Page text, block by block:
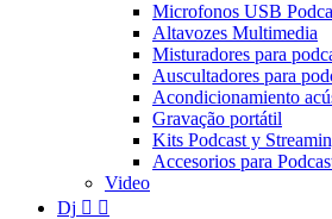
Microfonos USB
Altavozes Multimedia
Misturadores para
Auscultadores para
Acondicionamiento
Gravação portátil
Kits Podcast y
Accesorios para
Video
Dj  